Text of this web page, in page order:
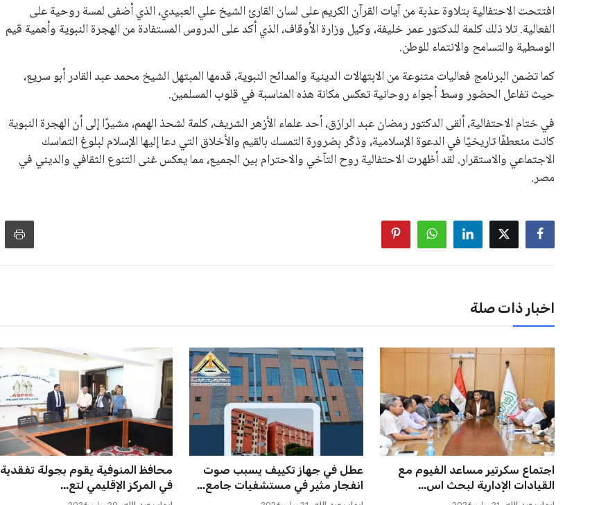
افتتحت الاحتفالية بتلاوة عذبة من آيات القرآن الكريم على لسان القارئ الشيخ علي العبيدي، الذي أضفى لمسة روحية على
الفعالية. تلا ذلك كلمة للدكتور عمر خليفة، وكيل وزارة الأوقاف، الذي أكد على الدروس المستفادة من الهجرة النبوية وأهمية قيم
الوسطية والتسامح والانتماء للوطن.
كما تضمن البرنامج فعاليات متنوعة من الابتهالات الدينية والمدائح النبوية، قدمها المبتهل الشيخ محمد عبد القادر أبو سريع،
حيث تفاعل الحضور وسط أجواء روحانية تعكس مكانة هذه المناسبة في قلوب المسلمين.
في ختام الاحتفالية، ألقى الدكتور رمضان عبد الرازق، أحد علماء الأزهر الشريف، كلمة لشحذ الهمم، مشيرًا إلى أن الهجرة النبوية
كانت منعطفًا تاريخيًا في الدعوة الإسلامية، وذكّر بضرورة التمسك بالقيم والأخلاق التي دعا إليها الإسلام لبلوغ التماسك
الاجتماعي والاستقرار. لقد أظهرت الاحتفالية روح التآخي والاحترام بين الجميع، مما يعكس غنى التنوع الثقافي والديني في
مصر.
اخبار ذات صلة
اجتماع سكرتير مساعد الفيوم مع
القيادات الإدارية لبحث اس...
عطل في جهاز تكييف يسبب صوت
انفجار مثير في مستشفيات جامع...
محافظ المنوفية يقوم بجولة تفقدية
في المركز الإقليمي لتع...